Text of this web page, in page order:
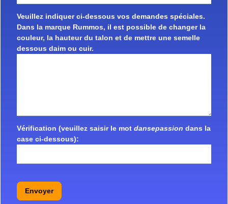
Veuillez indiquer ci-dessous vos demandes spéciales.
Dans la marque Rummos, il est possible de changer la
couleur, la hauteur du talon et de mettre une semelle
dessous daim ou cuir.
Vérification (veuillez saisir le mot dansepassion dans la
case ci-dessous):
Envoyer